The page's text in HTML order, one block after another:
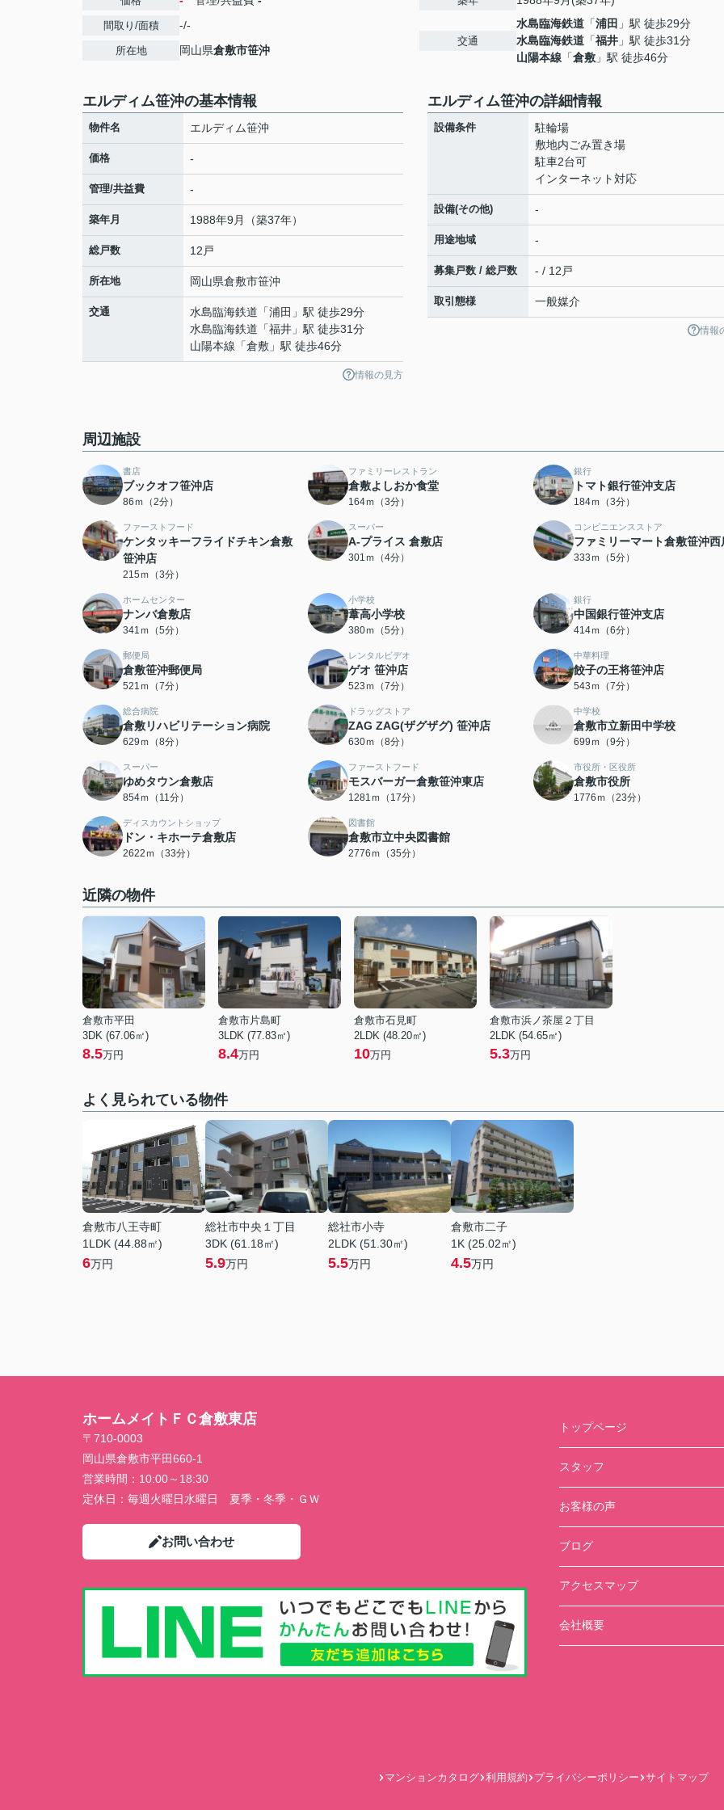
間取り/面積 -/-
所在地 岡山県倉敷市笹沖
交通
水島臨海鉄道 「浦田 」駅 徒歩29分
水島臨海鉄道 「福井 」駅 徒歩31分
山陽本線 「倉敷 」駅 徒歩46分
エルディム笹沖の基本情報
物件名 エルディム笹沖
価格 -
管理/共益費 -
築年月 1988年9月（築37年）
総戸数 12戸
所在地 岡山県倉敷市笹沖
交通 水島臨海鉄道 「浦田 」駅 徒歩29分
水島臨海鉄道 「福井 」駅 徒歩31分
山陽本線 「倉敷 」駅 徒歩46分
情報の見方
エルディム笹沖の詳細情報
設備条件
駐輪場
敷地内ごみ置き場
駐車2台可
インターネット対応
設備(その他) -
用途地域 -
募集戸数 / 総戸数 - / 12戸
取引態様 一般媒介
情報
周辺施設
書店
ブックオフ笹沖店
86ｍ（2分）
ファミリーレストラン
倉敷よしおか食堂
164ｍ（3分）
銀行
トマト銀行笹沖支店
184ｍ（3分）
ファーストフード
ケンタッキーフライドチキン倉敷
笹沖店
215ｍ（3分）
スーパー
A-プライス 倉敷店
301ｍ（4分）
コンビニエンスストア
ファミリーマート倉敷笹沖西
333ｍ（5分）
ホームセンター
ナンバ倉敷店
341ｍ（5分）
小学校
葦高小学校
380ｍ（5分）
銀行
中国銀行笹沖支店
414ｍ（6分）
郵便局
倉敷笹沖郵便局
521ｍ（7分）
レンタルビデオ
ゲオ 笹沖店
523ｍ（7分）
中華料理
餃子の王将笹沖店
543ｍ（7分）
総合病院
倉敷リハビリテーション病院
629ｍ（8分）
ドラッグストア
ZAG ZAG(ザグザグ) 笹沖店
630ｍ（8分）
中学校
倉敷市立新田中学校
699ｍ（9分）
スーパー
ゆめタウン倉敷店
854ｍ（11分）
ファーストフード
モスバーガー倉敷笹沖東店
1281ｍ（17分）
市役所・区役所
倉敷市役所
1776ｍ（23分）
ディスカウントショップ
ドン・キホーテ倉敷店
2622ｍ（33分）
図書館
倉敷市立中央図書館
2776ｍ（35分）
近隣の物件
倉敷市平田
3DK (67.06㎡)
8.5万円
倉敷市片島町
3LDK (77.83㎡)
8.4万円
倉敷市石見町
2LDK (48.20㎡)
10万円
倉敷市浜ノ茶屋２丁目
2LDK (54.65㎡)
5.3万円
よく見られている物件
倉敷市八王寺町
1LDK (44.88㎡)
6万円
総社市中央１丁目
3DK (61.18㎡)
5.9万円
総社市小寺
2LDK (51.30㎡)
5.5万円
倉敷市二子
1K (25.02㎡)
4.5万円
ホームメイトＦＣ倉敷東店
〒710-0003
岡山県倉敷市平田660-1
営業時間： 10:00～18:30
定休日： 毎週火曜日水曜日 夏季・冬季・ＧＷ
お問い合わせ
トップページ
スタッフ
お客様の声
ブログ
アクセスマップ
会社概要
マンションカタログ 利用規約 プライバシーポリシー サイトマップ